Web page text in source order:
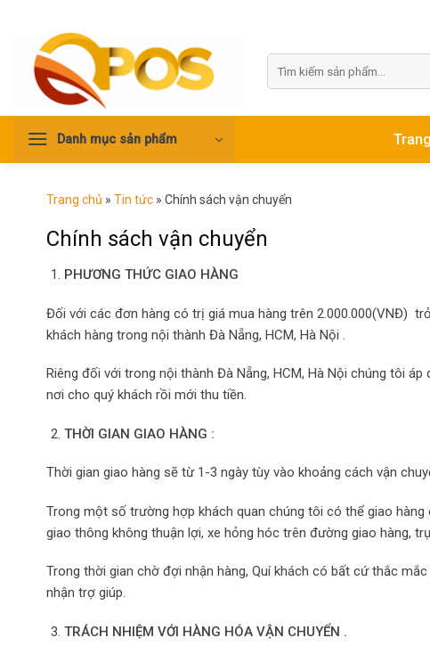
content
kiếm:
Danh mục sản phẩm
Trang chủ » Tin tức » Chính sách vận chuyển
Chính sách vận chuyển
PHƯƠNG THỨC GIAO HÀNG
Đối với các đơn hàng có trị giá mua hàng trên 2.000.000(VNĐ)
khách hàng trong nội thành Đà Nẵng, HCM, Hà Nội .
Riêng đối với trong nội thành Đà Nẵng, HCM, Hà Nội chúng tôi
nơi cho quý khách rồi mới thu tiền.
THỜI GIAN GIAO HÀNG :
Thời gian giao hàng sẽ từ 1-3 ngày tùy vào khoảng cách vận
Trong một số trường hợp khách quan chúng tôi có thể giao
giao thông không thuận lợi, xe hỏng hóc trên đường giao hàng,
Trong thời gian chờ đợi nhận hàng, Quí khách có bất cứ thắc
nhận trợ giúp.
TRÁCH NHIỆM VỚI HÀNG HÓA VẬN CHUYỂN .